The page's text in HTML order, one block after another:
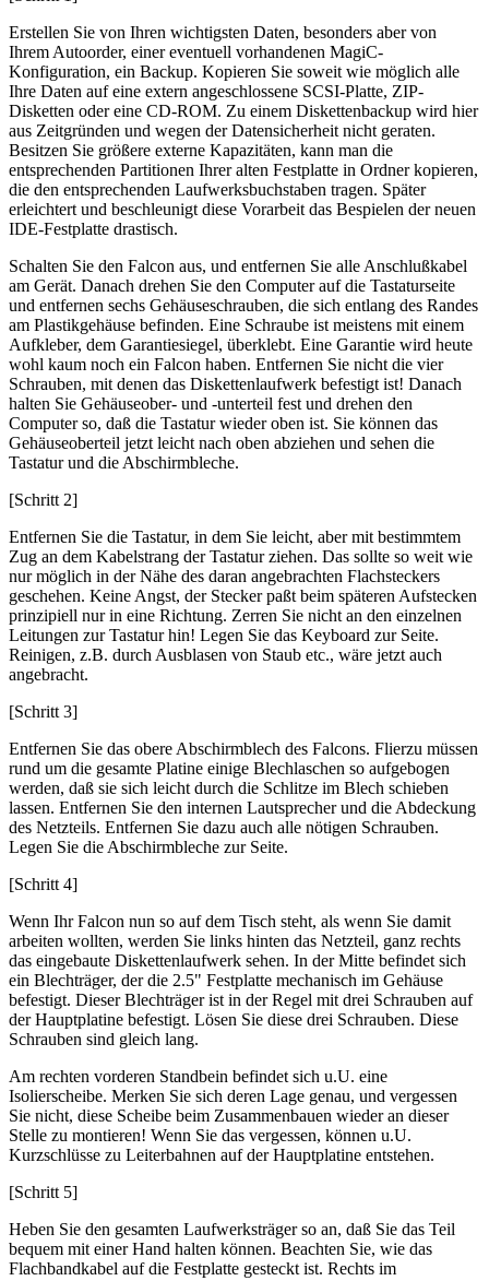
Erstellen Sie von Ihren wichtigsten Daten, besonders aber von
Ihrem Autoorder, einer eventuell vorhandenen MagiC-
Konfiguration, ein Backup. Kopieren Sie soweit wie möglich alle
Ihre Daten auf eine extern angeschlossene SCSI-Platte, ZIP-
Disketten oder eine CD-ROM. Zu einem Diskettenbackup wird hier
aus Zeitgründen und wegen der Datensicherheit nicht geraten.
Besitzen Sie größere externe Kapazitäten, kann man die
entsprechenden Partitionen Ihrer alten Festplatte in Ordner kopieren,
die den entsprechenden Laufwerksbuchstaben tragen. Später
erleichtert und beschleunigt diese Vorarbeit das Bespielen der neuen
IDE-Festplatte drastisch.
Schalten Sie den Falcon aus, und entfernen Sie alle Anschlußkabel
am Gerät. Danach drehen Sie den Computer auf die Tastaturseite
und entfernen sechs Gehäuseschrauben, die sich entlang des Randes
am Plastikgehäuse befinden. Eine Schraube ist meistens mit einem
Aufkleber, dem Garantiesiegel, überklebt. Eine Garantie wird heute
wohl kaum noch ein Falcon haben. Entfernen Sie nicht die vier
Schrauben, mit denen das Diskettenlaufwerk befestigt ist! Danach
halten Sie Gehäuseober- und -unterteil fest und drehen den
Computer so, daß die Tastatur wieder oben ist. Sie können das
Gehäuseoberteil jetzt leicht nach oben abziehen und sehen die
Tastatur und die Abschirmbleche.
[Schritt 2]
Entfernen Sie die Tastatur, in dem Sie leicht, aber mit bestimmtem
Zug an dem Kabelstrang der Tastatur ziehen. Das sollte so weit wie
nur möglich in der Nähe des daran angebrachten Flachsteckers
geschehen. Keine Angst, der Stecker paßt beim späteren Aufstecken
prinzipiell nur in eine Richtung. Zerren Sie nicht an den einzelnen
Leitungen zur Tastatur hin! Legen Sie das Keyboard zur Seite.
Reinigen, z.B. durch Ausblasen von Staub etc., wäre jetzt auch
angebracht.
[Schritt 3]
Entfernen Sie das obere Abschirmblech des Falcons. Flierzu müssen
rund um die gesamte Platine einige Blechlaschen so aufgebogen
werden, daß sie sich leicht durch die Schlitze im Blech schieben
lassen. Entfernen Sie den internen Lautsprecher und die Abdeckung
des Netzteils. Entfernen Sie dazu auch alle nötigen Schrauben.
Legen Sie die Abschirmbleche zur Seite.
[Schritt 4]
Wenn Ihr Falcon nun so auf dem Tisch steht, als wenn Sie damit
arbeiten wollten, werden Sie links hinten das Netzteil, ganz rechts
das eingebaute Diskettenlaufwerk sehen. In der Mitte befindet sich
ein Blechträger, der die 2.5" Festplatte mechanisch im Gehäuse
befestigt. Dieser Blechträger ist in der Regel mit drei Schrauben auf
der Hauptplatine befestigt. Lösen Sie diese drei Schrauben. Diese
Schrauben sind gleich lang.
Am rechten vorderen Standbein befindet sich u.U. eine
Isolierscheibe. Merken Sie sich deren Lage genau, und vergessen
Sie nicht, diese Scheibe beim Zusammenbauen wieder an dieser
Stelle zu montieren! Wenn Sie das vergessen, können u.U.
Kurzschlüsse zu Leiterbahnen auf der Hauptplatine entstehen.
[Schritt 5]
Heben Sie den gesamten Laufwerksträger so an, daß Sie das Teil
bequem mit einer Hand halten können. Beachten Sie, wie das
Flachbandkabel auf die Festplatte gesteckt ist. Rechts im